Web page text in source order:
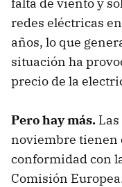
redes eléctricas
años, lo que
situación ha
precio de la
Pero hay más.
noviembre tienen
conformidad con
Comisión